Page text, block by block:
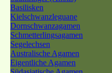
Basilisken
Kielschwanzleguane
Dornschwanzagamen
Schmetterlingsagamen
Segelechsen
Australische Agamen
Eigentliche Agamen